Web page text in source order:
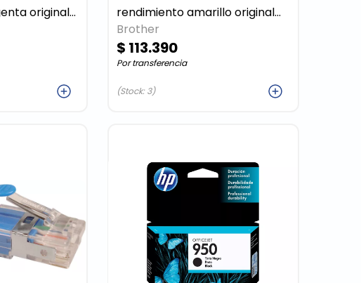
rendimiento amarillo original
cartucho de tóner
Brother
$ 113.390
Por transferencia
(Stock: 3)